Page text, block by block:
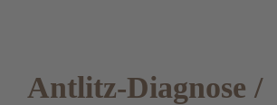
Antlitz-Diagnose /